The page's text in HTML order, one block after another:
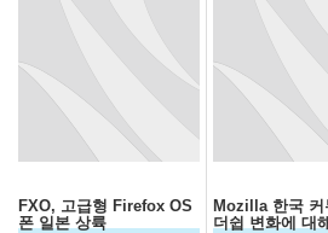
FXO, 고급형 Firefox OS
폰 일본 상륙
Mozilla 한국 커
더쉽 변화에 대